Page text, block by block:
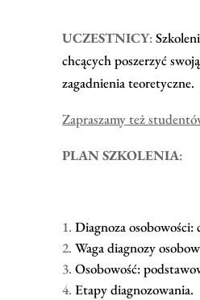
UCZESTNICY:
chcących poszerzyć
zagadnienia teoretyczne.
Zapraszamy też
PLAN SZKOLENIA:
Diagnoza
Waga diagnozy
Osobowość:
Etapy diagnozowania.